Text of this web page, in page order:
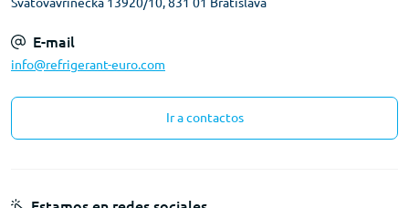
Svätovavrinecká 13920/10, 831 01 Bratislava
E-mail
info@refrigerant-euro.com
Ir a contactos